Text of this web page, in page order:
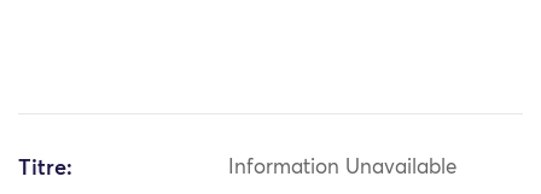
Titre: Information Unavailable